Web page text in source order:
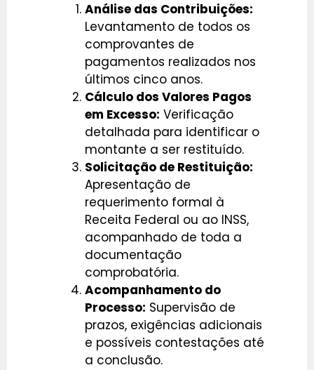
Análise das Contribuições:
Levantamento de todos os
comprovantes de
pagamentos realizados nos
últimos cinco anos.
Cálculo dos Valores Pagos
em Excesso: Verificação
detalhada para identificar o
montante a ser restituído.
Solicitação de Restituição:
Apresentação de
requerimento formal à
Receita Federal ou ao INSS,
acompanhado de toda a
documentação
comprobatória.
Acompanhamento do
Processo: Supervisão de
prazos, exigências adicionais
e possíveis contestações até
a conclusão.